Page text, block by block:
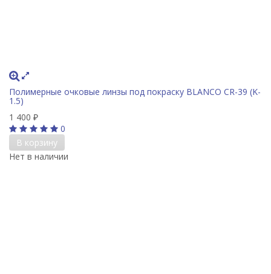
Полимерные очковые линзы под покраску BLANCO CR-39 (K-
1.5)
1 400 ₽
0
В корзину
Нет в наличии